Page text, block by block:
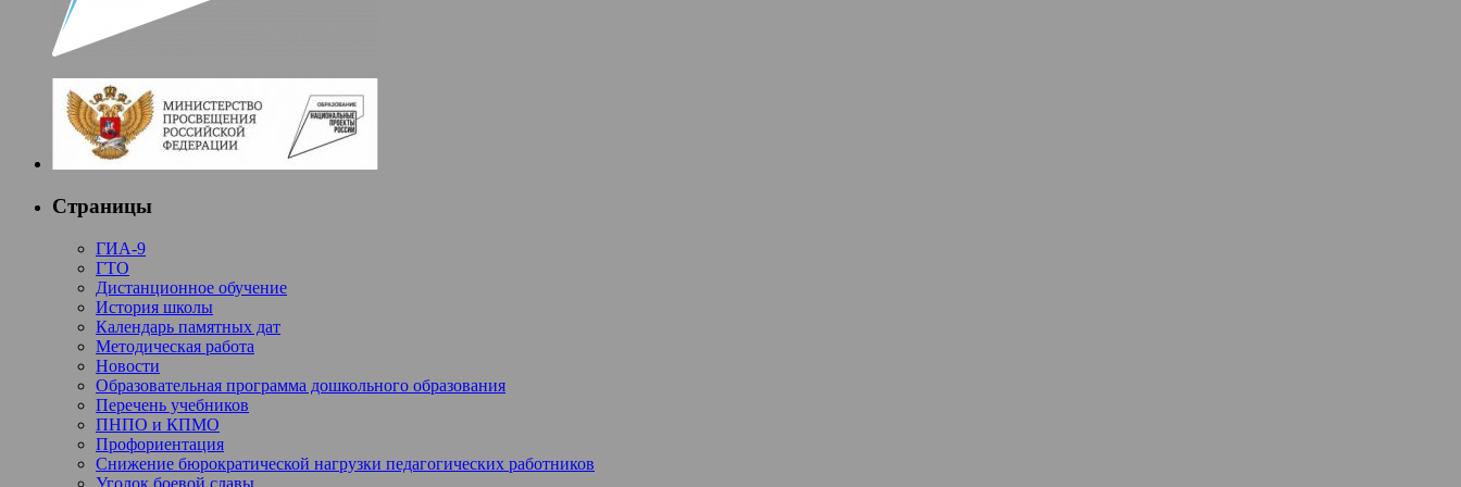
Страницы
ГИА-9
ГТО
Дистанционное обучение
История школы
Календарь памятных дат
Методическая работа
Новости
Образовательная программа дошкольного образования
Перечень учебников
ПНПО и КПМО
Профориентация
Снижение бюрократической нагрузки педагогических работников
Уголок боевой славы